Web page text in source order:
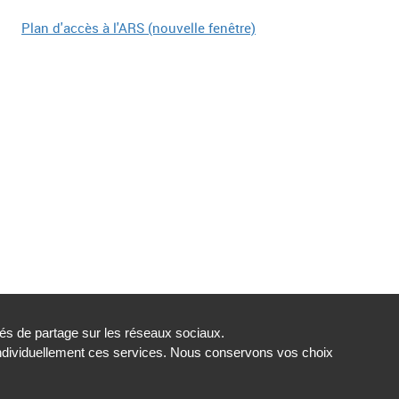
de partage sur les réseaux sociaux.
ces services. Nous conservons vos choix
Gestion des cookies